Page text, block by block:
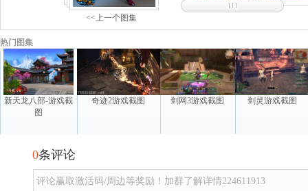
<<上一个图集
热门图集
新天龙八部-游戏截
图
奇迹2游戏截图 剑网3游戏截图 剑灵游戏截图
0条评论
评论赢取激活码/周边等奖励！加群了解详情224611913